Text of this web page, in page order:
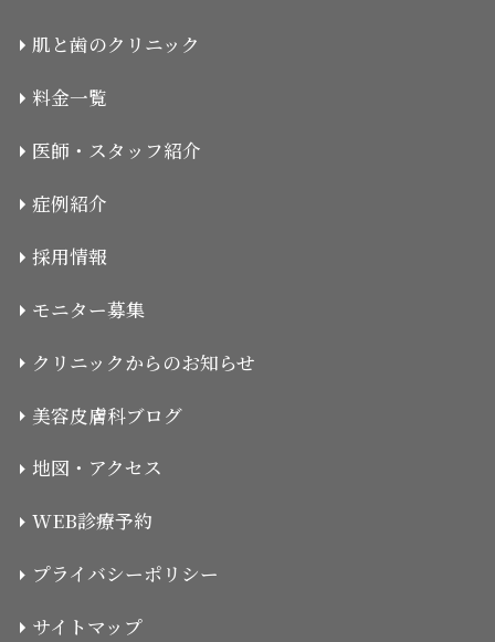
肌と歯のクリニック
料金一覧
医師・スタッフ紹介
症例紹介
採用情報
モニター募集
クリニックからのお知らせ
美容皮膚科ブログ
地図・アクセス
WEB診療予約
プライバシーポリシー
サイトマップ